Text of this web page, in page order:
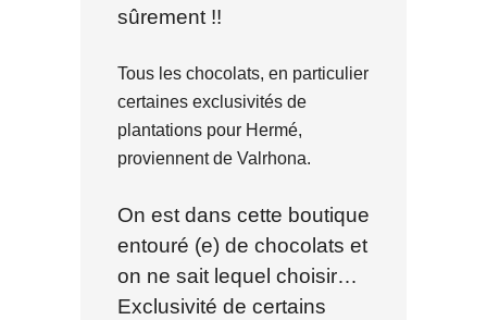
sûrement !!
Tous les chocolats, en particulier
certaines exclusivités de
plantations pour Hermé,
proviennent de Valrhona.
On est dans cette boutique
entouré (e) de chocolats et
on ne sait lequel choisir…
Exclusivité de certains